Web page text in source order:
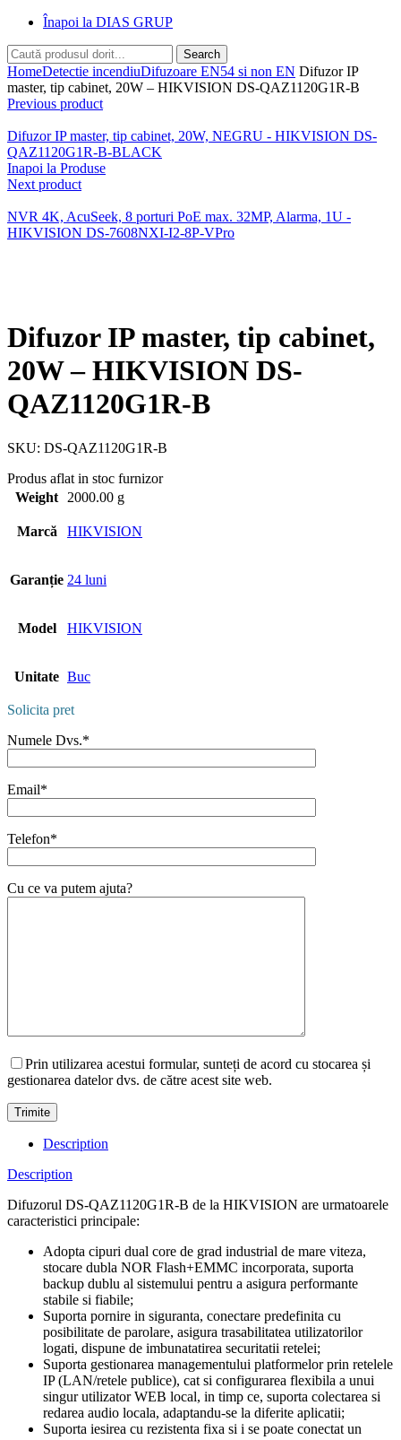
Înapoi la DIAS GRUP
Search
HomeDetectie incendiuDifuzoare EN54 si non EN Difuzor IP
master, tip cabinet, 20W – HIKVISION DS-QAZ1120G1R-B
Previous product
Difuzor IP master, tip cabinet, 20W, NEGRU - HIKVISION DS-
QAZ1120G1R-B-BLACK
Inapoi la Produse
Next product
NVR 4K, AcuSeek, 8 porturi PoE max. 32MP, Alarma, 1U -
HIKVISION DS-7608NXI-I2-8P-VPro
Difuzor IP master, tip cabinet,
20W – HIKVISION DS-
QAZ1120G1R-B
SKU: DS-QAZ1120G1R-B
Produs aflat in stoc furnizor
Weight
2000.00 g
Marcă HIKVISION
Garanție 24 luni
Model HIKVISION
Unitate Buc
Solicita pret
Numele Dvs.*
Email*
Telefon*
Cu ce va putem ajuta?
Prin utilizarea acestui formular, sunteți de acord cu stocarea și
gestionarea datelor dvs. de către acest site web.
Description
Description
Difuzorul DS-QAZ1120G1R-B de la HIKVISION are urmatoarele
caracteristici principale:
Adopta cipuri dual core de grad industrial de mare viteza,
stocare dubla NOR Flash+EMMC incorporata, suporta
backup dublu al sistemului pentru a asigura performante
stabile si fiabile;
Suporta pornire in siguranta, conectare predefinita cu
posibilitate de parolare, asigura trasabilitatea utilizatorilor
logati, dispune de imbunatatirea securitatii retelei;
Suporta gestionarea managementului platformelor prin retelele
IP (LAN/retele publice), cat si configurarea flexibila a unui
singur utilizator WEB local, in timp ce, suporta colectarea si
redarea audio locala, adaptandu-se la diferite aplicatii;
Suporta iesirea cu rezistenta fixa si i se poate conectat un